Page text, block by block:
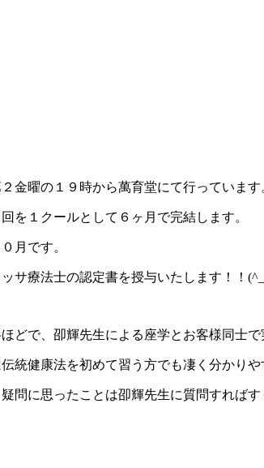
金曜の１９時から萬育堂にて行っています
を１クールとして６ヶ月で完結します。
月です。
サ療法士の認定書を授与いたします！！
どで、卲輝先生による座学とお客様同士で
統健康法を初めて習う方でも凄く分かり
問に思ったことは卲輝先生に質問すればす